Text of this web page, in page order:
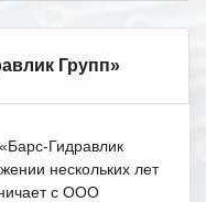
Групп»
Гидравлик
нескольких лет
с ООО